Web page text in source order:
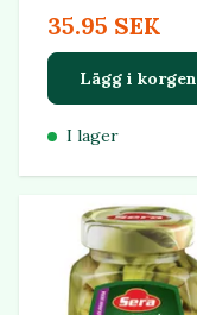
35.95 SEK
Lägg i korgen
I lager